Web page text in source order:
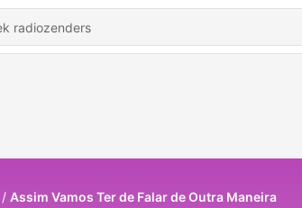
Assim Vamos Ter de Falar de Outra Maneira